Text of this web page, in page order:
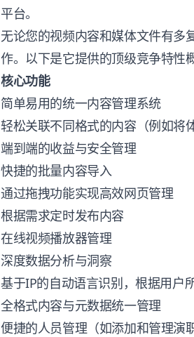
平台。
无论您的视频内容和媒体文件有多
作。以下是它提供的顶级竞争特性
核心功能
简单易用的统一内容管理系统
轻松关联不同格式的内容（例如将
端到端的收益与安全管理
快捷的批量内容导入
通过拖拽功能实现高效网页管理
根据需求定时发布内容
在线视频播放器管理
深度数据分析与洞察
基于IP的自动语言识别，根据用户
全格式内容与元数据统一管理
便捷的人员管理（如添加和管理演